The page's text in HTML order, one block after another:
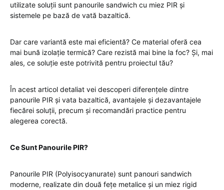
utilizate soluții sunt panourile sandwich cu miez PIR și
sistemele pe bază de vată bazaltică.
Dar care variantă este mai eficientă? Ce material oferă cea
mai bună izolație termică? Care rezistă mai bine la foc? Și, mai
ales, ce soluție este potrivită pentru proiectul tău?
În acest articol detaliat vei descoperi diferențele dintre
panourile PIR și vata bazaltică, avantajele și dezavantajele
fiecărei soluții, precum și recomandări practice pentru
alegerea corectă.
Ce Sunt Panourile PIR?
Panourile PIR (Polyisocyanurate) sunt panouri sandwich
moderne, realizate din două fețe metalice și un miez rigid